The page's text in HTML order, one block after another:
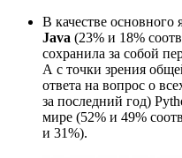
В качестве основного
Java (23% и 18%
сохранила за собой
А с точки зрения
ответа на вопрос о
за последний год)
мире (52% и 49%
и 31%).